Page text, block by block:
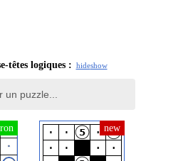
têtes logiques : hideshow